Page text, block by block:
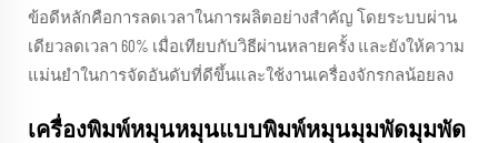
ข้อดีหลักคือการลดเวลาในการผลิตอย่างสําคัญ โดยระบบผ่าน
เดียวลดเวลา 60% เมื่อเทียบกับวิธีผ่านหลายครั้ง และยังให้ความ
แม่นยําในการจัดอันดับที่ดีขึ้นและใช้งานเครื่องจักรกลน้อยลง
เครื่องพิมพ์หมุนหมุนแบบพิมพ์หมุนมุมพัดมุมพัด